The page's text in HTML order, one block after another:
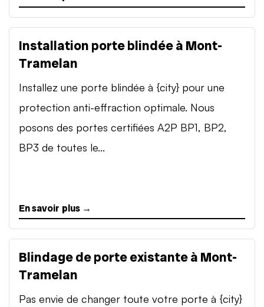
Installation porte blindée à Mont-
Tramelan
Installez une porte blindée à {city} pour une
protection anti-effraction optimale. Nous
posons des portes certifiées A2P BP1, BP2,
BP3 de toutes le...
En savoir plus →
Blindage de porte existante à Mont-
Tramelan
Pas envie de changer toute votre porte à {city}